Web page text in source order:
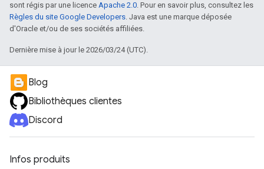
sont régis par une licence Apache 2.0. Pour en savoir plus, consultez les
Règles du site Google Developers. Java est une marque déposée
d'Oracle et/ou de ses sociétés affiliées.
Dernière mise à jour le 2026/03/24 (UTC).
Blog
Bibliothèques clientes
Discord
Infos produits